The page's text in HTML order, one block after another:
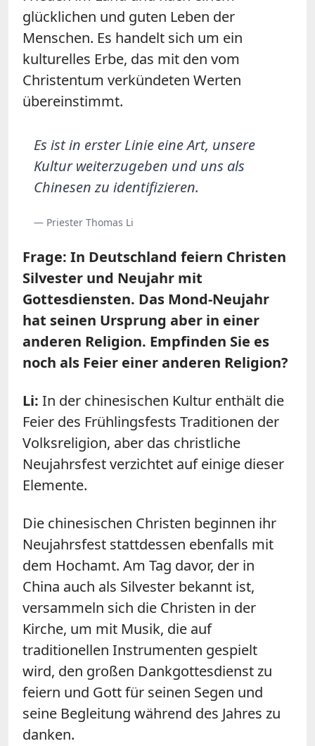
glücklichen und guten Leben der
Menschen. Es handelt sich um ein
kulturelles Erbe, das mit den vom
Christentum verkündeten Werten
übereinstimmt.
Es ist in erster Linie eine Art, unsere
Kultur weiterzugeben und uns als
Chinesen zu identifizieren.
— Priester Thomas Li
Frage: In Deutschland feiern Christen
Silvester und Neujahr mit
Gottesdiensten. Das Mond-Neujahr
hat seinen Ursprung aber in einer
anderen Religion. Empfinden Sie es
noch als Feier einer anderen Religion?
Li: In der chinesischen Kultur enthält die
Feier des Frühlingsfests Traditionen der
Volksreligion, aber das christliche
Neujahrsfest verzichtet auf einige dieser
Elemente.
Die chinesischen Christen beginnen ihr
Neujahrsfest stattdessen ebenfalls mit
dem Hochamt. Am Tag davor, der in
China auch als Silvester bekannt ist,
versammeln sich die Christen in der
Kirche, um mit Musik, die auf
traditionellen Instrumenten gespielt
wird, den großen Dankgottesdienst zu
feiern und Gott für seinen Segen und
seine Begleitung während des Jahres zu
danken.